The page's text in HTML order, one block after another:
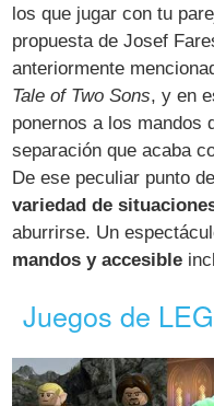
los que jugar con tu
propuesta de Josef
anteriormente
Tale of Two Sons, y en
ponernos a los mandos
separación que acaba
De ese peculiar punto
variedad de
aburrirse. Un
mandos y accesible
Juegos de